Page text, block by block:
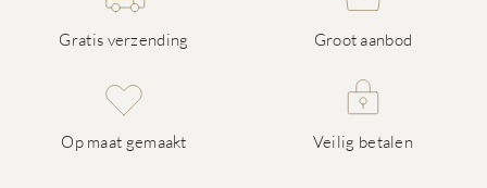
Gratis verzending Groot aanbod
Op maat gemaakt Veilig betalen